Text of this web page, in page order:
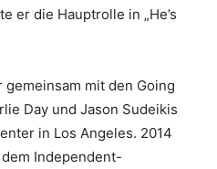
er die Hauptrolle in „He’s
mit den Going
Day und Jason Sudeikis
in Los Angeles. 2014
Independent-